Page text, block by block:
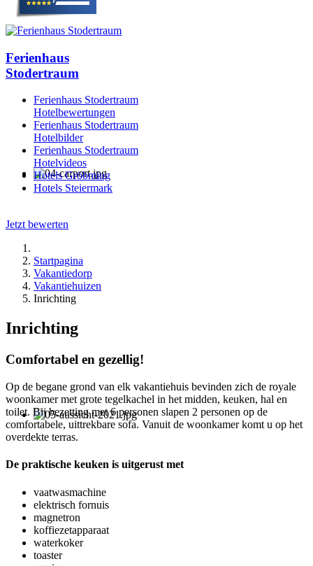
Ferienhaus
Stodertraum
Ferienhaus Stodertraum
Hotelbewertungen
Ferienhaus Stodertraum
Hotelbilder
Ferienhaus Stodertraum
Hotelvideos
Hotels Gröbming
Hotels Steiermark
Jetzt bewerten
Startpagina
Vakantiedorp
Vakantiehuizen
Inrichting
Inrichting
Comfortabel en gezellig!
Op de begane grond van elk vakantiehuis bevinden zich de royale
woonkamer met grote tegelkachel in het midden, keuken, hal en
toilet. Bij bezetting met 6 personen slapen 2 personen op de
comfortabele, uittrekbare sofa. Vanuit de woonkamer komt u op het
overdekte terras.
De praktische keuken is uitgerust met
vaatwasmachine
elektrisch fornuis
magnetron
koffiezetapparaat
waterkoker
toaster